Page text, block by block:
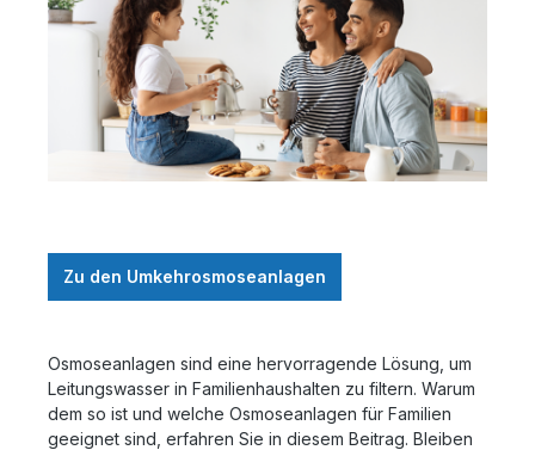
Zu den Umkehrosmoseanlagen
Osmoseanlagen sind eine hervorragende Lösung, um
Leitungswasser in Familienhaushalten zu filtern. Warum
dem so ist und welche Osmoseanlagen für Familien
geeignet sind, erfahren Sie in diesem Beitrag. Bleiben